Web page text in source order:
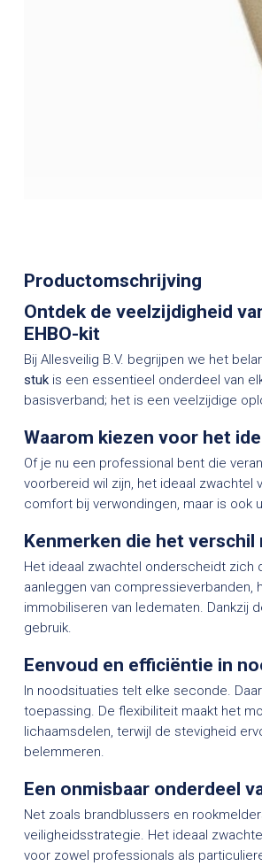
Productomschrijving
Ontdek de veelzijdigheid
EHBO-kit
Bij Allesveilig B.V. begrijpen we het
stuk is een essentieel onderdeel van
basisverband; het is een veelzijdige
Waarom kiezen voor het
Of je nu een professional bent die
voorbereid wil zijn, het ideaal zwachtel
comfort bij verwondingen, maar is ook
Kenmerken die het verschil
Het ideaal zwachtel onderscheidt
aanleggen van
immobiliseren van ledematen. Dankzij
gebruik.
Eenvoud en efficiëntie in
In noodsituaties telt elke seconde.
toepassing. De flexibiliteit maakt het
lichaamsdelen, terwijl de stevigheid
belemmeren.
Een onmisbaar onderdeel
Net zoals brandblussers en
veiligheidsstrategie. Het ideaal
voor zowel professionals als